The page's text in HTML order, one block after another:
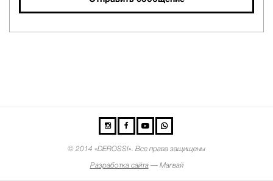
© 2014 «DEROSSI». Все права защищены
Разработка сайта— Магвай